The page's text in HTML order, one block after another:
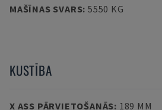
MAŠĪNAS SVARS: 5550 KG
KUSTĪBA
X ASS PĀRVIETOŠANĀS: 189 MM